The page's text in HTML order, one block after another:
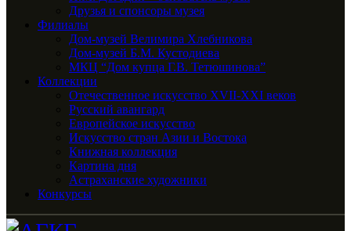
Друзья и спонсоры музея
Филиалы
Дом-музей Велимира Хлебникова
Дом-музей Б.М. Кустодиева
МКЦ “Дом купца Г.В. Тетюшинова”
Коллекции
Отечественное искусство XVII-XXI веков
Русский авангард
Европейское искусство
Искусство стран Азии и Востока
Книжная коллекция
Картина дня
Астраханские художники
Конкурсы